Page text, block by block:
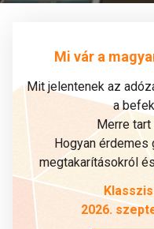
Mi vár a
Mit jelentenek az
a
Merre tart
Hogyan érdemes
megtakarításokról
2026.